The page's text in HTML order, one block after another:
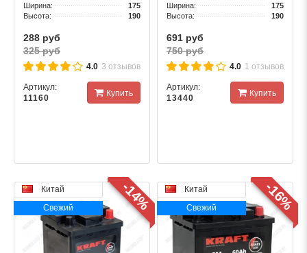
Ширина:
175
Высота:
190
288 руб
325 руб
4.0 3 отзывов
Артикул:
11160
Купить
Ширина:
175
Высота:
190
691 руб
750 руб
4.0 1 отзывов
Артикул:
13440
Купить
Китай
Свежий
-14%
Китай
Свежий
-16%